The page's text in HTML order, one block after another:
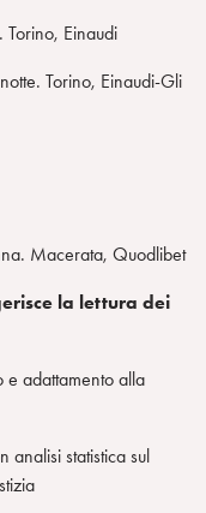
Torino, Einaudi
Torino, Einaudi-Gli
Macerata, Quodlibet
la lettura dei
e adattamento alla
analisi statistica sul